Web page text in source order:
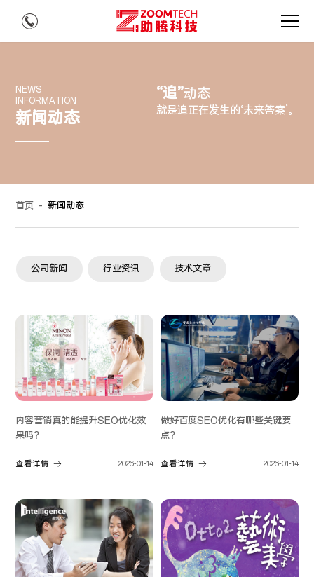
NEWS
INFORMATION
新闻动态
“追”动态
就是追正在发生的‘未来答案’。
首页 - 新闻动态
公司新闻 行业资讯 技术文章
内容营销真的能提升SEO优化效
果吗？
查看详情 2026-01-14
做好百度SEO优化有哪些关键要
点？
查看详情 2026-01-14